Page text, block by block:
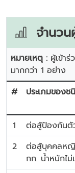
จำนวนผู้เ
หมายเหตุ : ผู้เข้า
มากกว่า 1 อย่าง
#
ประเภมของช
1
ต่อสู้ป้องกัน
2
ต่อสู้บุคคลหญิ
กก. น้ำหนักไ